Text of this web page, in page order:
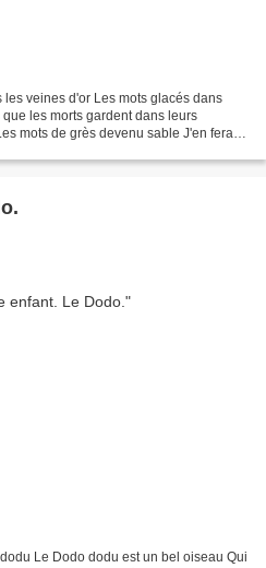
veines d'or Les mots glacés dans
les morts gardent dans leurs
mots de grès devenu sable J'en ferai
Le Dodo dodu est un bel oiseau Qui